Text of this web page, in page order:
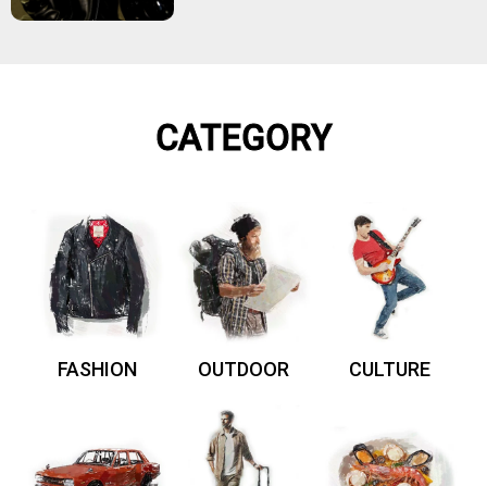
CATEGORY
FASHION OUTDOOR CULTURE